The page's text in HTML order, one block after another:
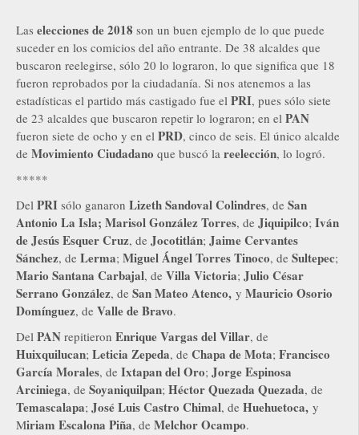
Las elecciones de 2018 son un buen ejemplo de lo que puede
suceder en los comicios del año entrante. De 38 alcaldes que
buscaron reelegirse, sólo 20 lo lograron, lo que significa que 18
fueron reprobados por la ciudadanía. Si nos atenemos a las
estadísticas el partido más castigado fue el PRI, pues sólo siete
de 23 alcaldes que buscaron repetir lo lograron; en el PAN
fueron siete de ocho y en el PRD, cinco de seis. El único alcalde
de Movimiento Ciudadano que buscó la reelección, lo logró.
*****
Del PRI sólo ganaron Lizeth Sandoval Colindres, de San
Antonio La Isla; Marisol González Torres, de Jiquipilco; Iván
de Jesús Esquer Cruz, de Jocotitlán; Jaime Cervantes
Sánchez, de Lerma; Miguel Ángel Torres Tinoco, de Sultepec;
Mario Santana Carbajal, de Villa Victoria; Julio César
Serrano González, de San Mateo Atenco, y Mauricio Osorio
Domínguez, de Valle de Bravo.
Del PAN repitieron Enrique Vargas del Villar, de
Huixquilucan; Leticia Zepeda, de Chapa de Mota; Francisco
García Morales, de Ixtapan del Oro; Jorge Espinosa
Arciniega, de Soyaniquilpan; Héctor Quezada Quezada, de
Temascalapa; José Luis Castro Chimal, de Huehuetoca, y
Miriam Escalona Piña, de Melchor Ocampo.